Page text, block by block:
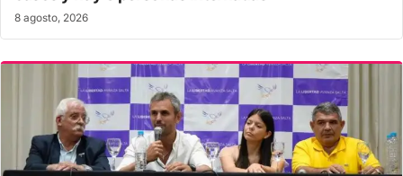
8 agosto, 2026